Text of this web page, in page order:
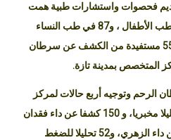
فحصوات واستشارات طبية همت
183 في الطب العام ، و99 في طب الأطفال ، و87 في طب النساء
والتوليد، و 30 فحصا بالصدى، و55 مستفيدة من الكشف عن سرطان
المتخصص بمدينة تازة.
عن سرطان الرحم وتوجيه أربع حالات لمركز
الصحة الإنجابية بتازة، و 252 تحليلا مخبريا، و 150 كشفا عن داء فقدان
المناعة المكتسبة، و16 كشفا عن داء الزهري، و52 تحليلا للضغط